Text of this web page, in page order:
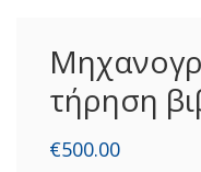
τήρηση
€500.00